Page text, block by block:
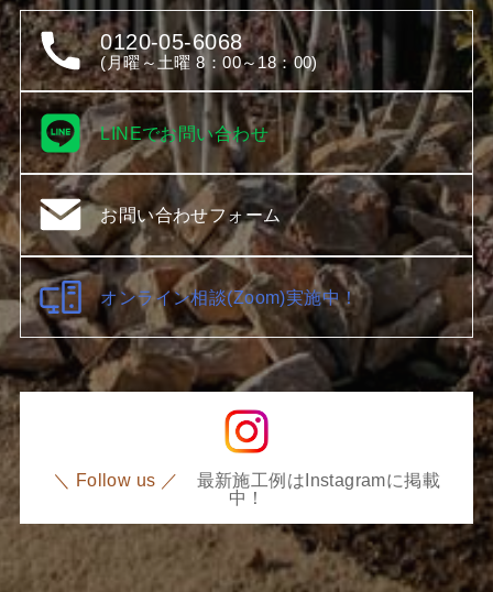
0120-05-6068
(月曜～土曜 8：00～18：00)
LINEでお問い合わせ
お問い合わせフォーム
オンライン相談(Zoom)実施中！
＼ Follow us ／
最新施工例はInstagramに掲載
中！